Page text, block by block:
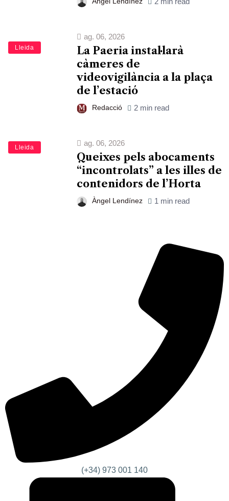
Lleida
ag. 06, 2026
La Paeria instal·larà
càmeres de
videovigilància a la plaça
de l’estació
Redacció 2 min read
Lleida
ag. 06, 2026
Queixes pels abocaments
“incontrolats” a les illes de
contenidors de l’Horta
Àngel Lendínez 1 min read
(+34) 973 001 140